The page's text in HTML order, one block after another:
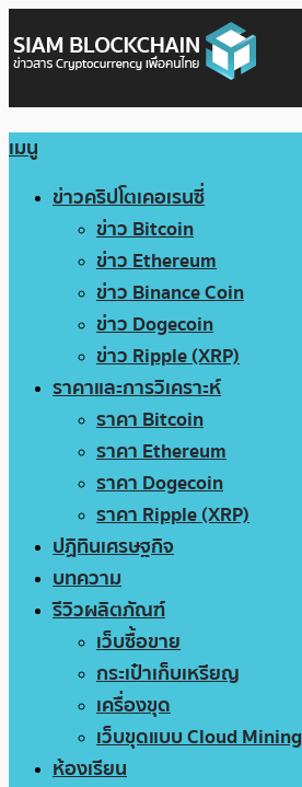
เมนู
ข่าวคริปโตเคอเรนซี่
ข่าว Bitcoin
ข่าว Ethereum
ข่าว Binance Coin
ข่าว Dogecoin
ข่าว Ripple (XRP)
ราคาและการวิเคราะห์
ราคา Bitcoin
ราคา Ethereum
ราคา Dogecoin
ราคา Ripple (XRP)
ปฏิทินเศรษฐกิจ
บทความ
รีวิวผลิตภัณฑ์
เว็บซื้อขาย
กระเป๋าเก็บเหรียญ
เครื่องขุด
เว็บขุดแบบ Cloud Mining
ห้องเรียน